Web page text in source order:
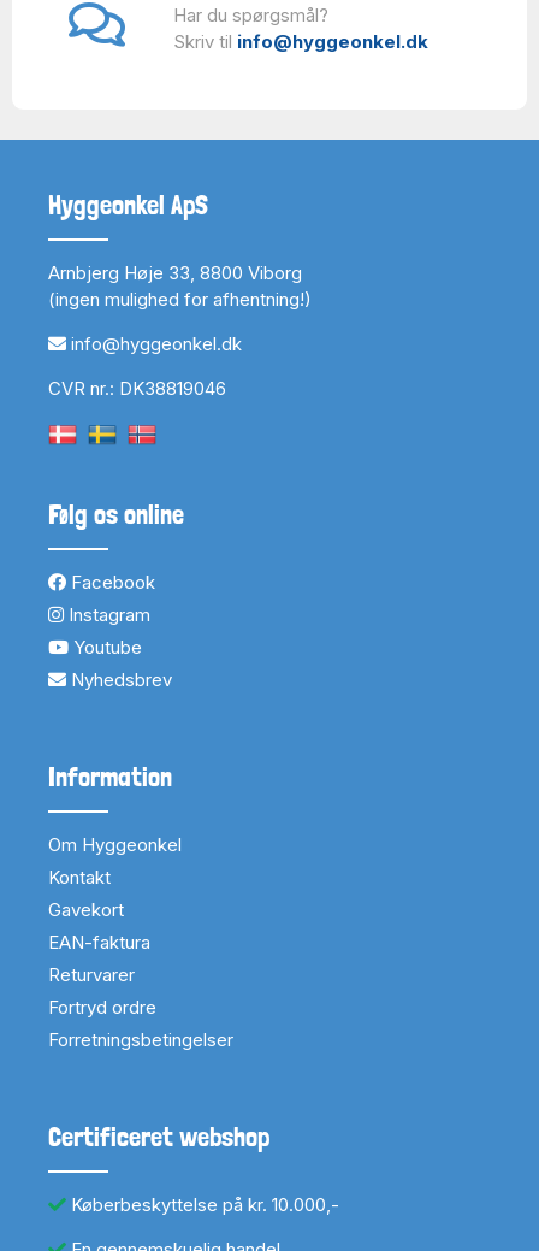
Har du spørgsmål?
Skriv til info@hyggeonkel.dk
Hyggeonkel ApS
Arnbjerg Høje 33, 8800 Viborg
(ingen mulighed for afhentning!)
info@hyggeonkel.dk
CVR nr.: DK38819046
Følg os online
Facebook
Instagram
Youtube
Nyhedsbrev
Information
Om Hyggeonkel
Kontakt
Gavekort
EAN-faktura
Returvarer
Fortryd ordre
Forretningsbetingelser
Certificeret webshop
Køberbeskyttelse på kr. 10.000,-